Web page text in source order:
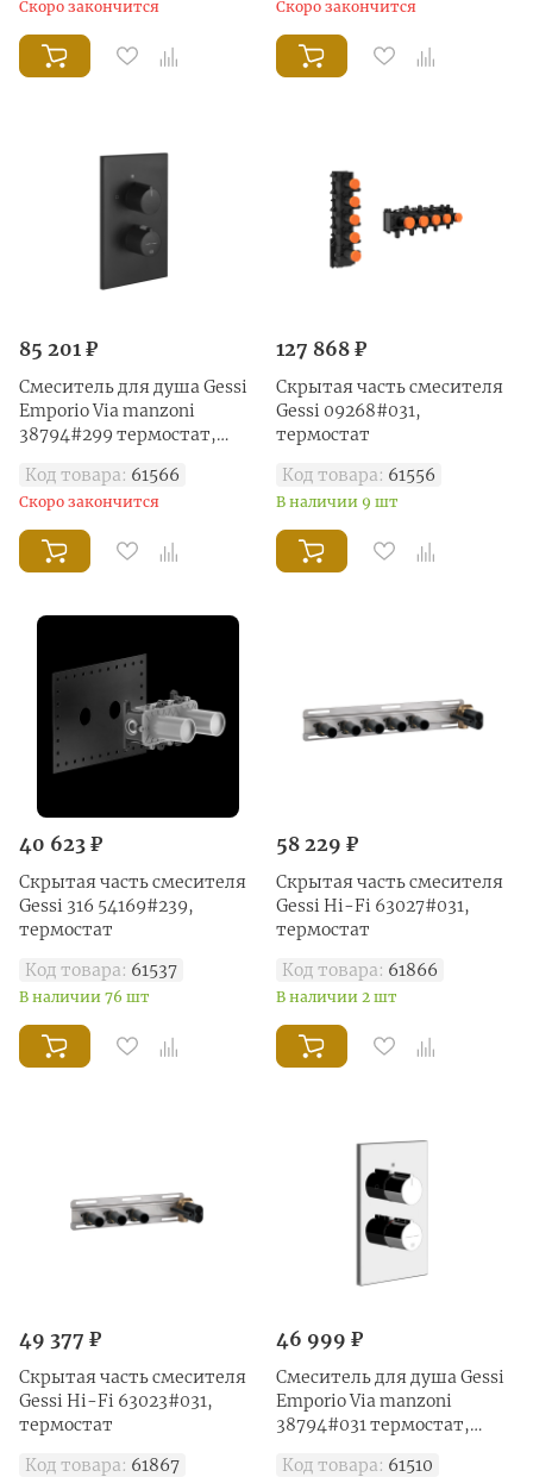
Скоро закончится Скоро закончится
85 201 ₽
Смеситель для душа Gessi
Emporio Via manzoni
38794#299 термостат,
Код товара: 61566
Скоро закончится
127 868 ₽
Скрытая часть смесителя
Gessi 09268#031,
термостат
Код товара: 61556
В наличии 9 шт
40 623 ₽
Скрытая часть смесителя
Gessi 316 54169#239,
термостат
Код товара: 61537
В наличии 76 шт
58 229 ₽
Скрытая часть смесителя
Gessi Hi-Fi 63027#031,
термостат
Код товара: 61866
В наличии 2 шт
49 377 ₽
Скрытая часть смесителя
Gessi Hi-Fi 63023#031,
термостат
Код товара: 61867
46 999 ₽
Смеситель для душа Gessi
Emporio Via manzoni
38794#031 термостат,
Код товара: 61510